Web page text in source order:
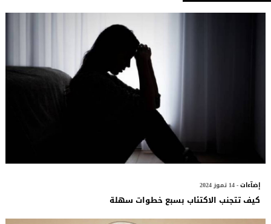
إضآءات- 14 تموز 2024
كيف تتجنب الاكتئاب بسبع خطوات سهلة